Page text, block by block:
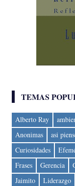
TEMAS
Alberto Ray
Anonimas
asi
Curiosidades
Frases
Gerencia
Jaimito
Liderazgo